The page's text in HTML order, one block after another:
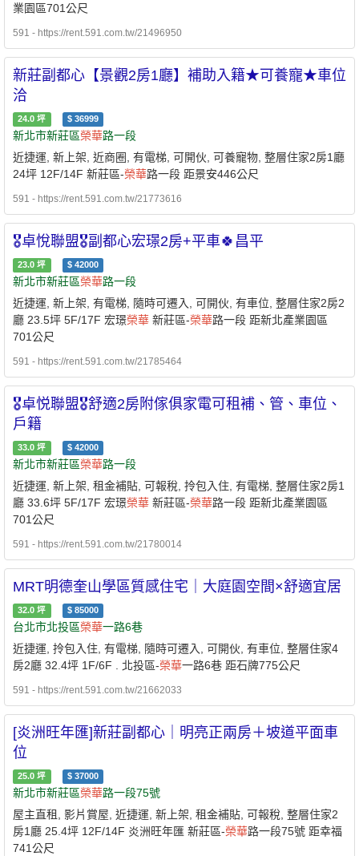
業園區701公尺
591 - https://rent.591.com.tw/21496950
新莊副都心【景觀2房1廳】補助入籍★可養寵★車位
洽
24.0 坪 $ 36999
新北市新莊區榮華路一段
近捷運, 新上架, 近商圈, 有電梯, 可開伙, 可養寵物, 整層住家2房1廳
24坪 12F/14F 新莊區-榮華路一段 距景安446公尺
591 - https://rent.591.com.tw/21773616
🎖️卓悅聯盟🎖️副都心宏璟2房+平車🍀昌平
23.0 坪 $ 42000
新北市新莊區榮華路一段
近捷運, 新上架, 有電梯, 隨時可遷入, 可開伙, 有車位, 整層住家2房2
廳 23.5坪 5F/17F 宏璟榮華 新莊區-榮華路一段 距新北產業園區
701公尺
591 - https://rent.591.com.tw/21785464
🎖️卓悦聯盟🎖️舒適2房附傢俱家電可租補、管、車位、
戶籍
33.0 坪 $ 42000
新北市新莊區榮華路一段
近捷運, 新上架, 租金補貼, 可報稅, 拎包入住, 有電梯, 整層住家2房1
廳 33.6坪 5F/17F 宏璟榮華 新莊區-榮華路一段 距新北產業園區
701公尺
591 - https://rent.591.com.tw/21780014
MRT明德奎山學區質感住宅｜大庭園空間×舒適宜居
32.0 坪 $ 85000
台北市北投區榮華一路6巷
近捷運, 拎包入住, 有電梯, 隨時可遷入, 可開伙, 有車位, 整層住家4
房2廳 32.4坪 1F/6F . 北投區-榮華一路6巷 距石牌775公尺
591 - https://rent.591.com.tw/21662033
[炎洲旺年匯]新莊副都心｜明亮正兩房＋坡道平面車
位
25.0 坪 $ 37000
新北市新莊區榮華路一段75號
屋主直租, 影片賞屋, 近捷運, 新上架, 租金補貼, 可報稅, 整層住家2
房1廳 25.4坪 12F/14F 炎洲旺年匯 新莊區-榮華路一段75號 距幸福
741公尺